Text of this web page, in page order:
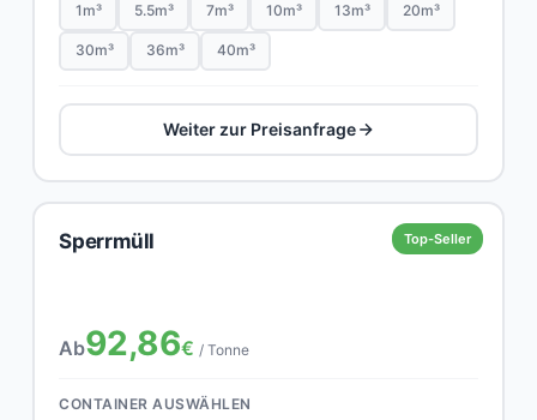
1m³ 5.5m³ 7m³ 10m³ 13m³ 20m³
30m³ 36m³ 40m³
Weiter zur Preisanfrage
Top-Seller
Sperrmüll
Ab92,86€ / Tonne
CONTAINER AUSWÄHLEN